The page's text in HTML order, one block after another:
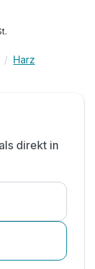
Harz
direkt in